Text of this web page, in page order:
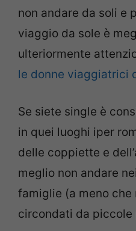
non andare da soli e
viaggio da sole è
ulteriormente
le donne viaggiatrici
Se siete single è
in quei luoghi iper
delle coppiette e
meglio non andare
famiglie (a meno che
circondati da piccole